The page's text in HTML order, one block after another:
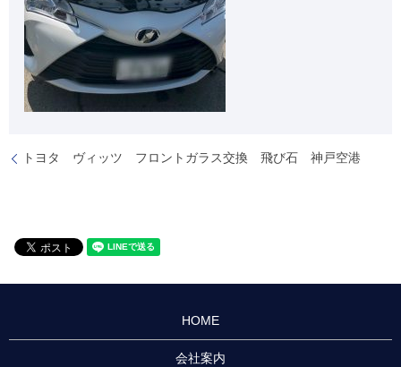
トヨタ ヴィッツ フロントガラス交換 飛び石 神戸空港
HOME
会社案内